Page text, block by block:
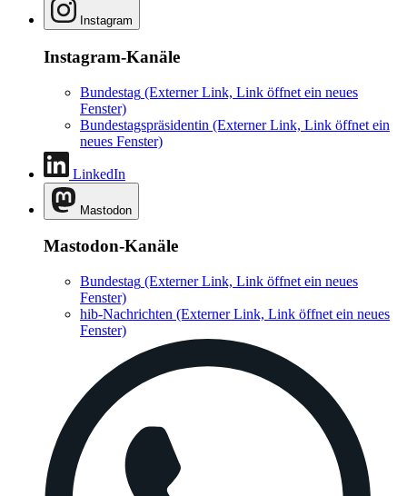
Instagram
Instagram-Kanäle
Bundestag (Externer Link, Link öffnet ein neues
Fenster)
Bundestagspräsidentin (Externer Link, Link öffnet ein
neues Fenster)
LinkedIn
Mastodon
Mastodon-Kanäle
Bundestag (Externer Link, Link öffnet ein neues
Fenster)
hib-Nachrichten (Externer Link, Link öffnet ein neues
Fenster)